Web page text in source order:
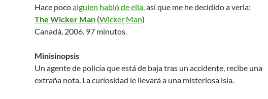
Hace pocoalguien habló de ella, así que me he decidido a verla:
The Wicker Man (Wicker Man)
Canadá, 2006. 97 minutos.
Minisinopsis
Un agente de policía que está de baja tras un accidente, recibe una
extraña nota. La curiosidad le llevará a una misteriosa isla.